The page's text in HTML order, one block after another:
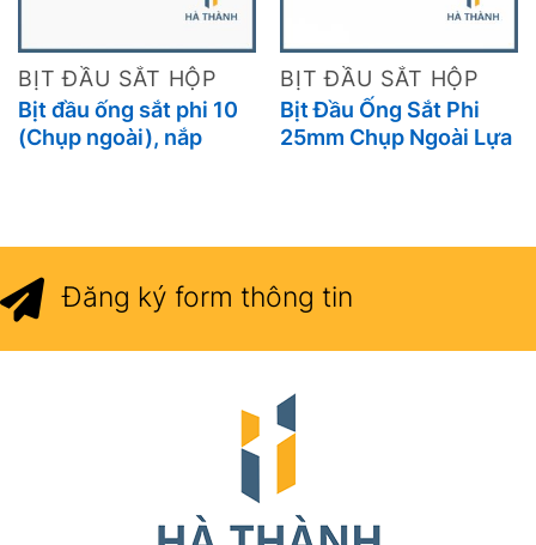
BỊT ĐẦU SẮT HỘP
Bịt đầu ống sắt phi 10
(Chụp ngoài), nắp
BỊT ĐẦU SẮT HỘP
Bịt Đầu Ống Sắt Phi
25mm Chụp Ngoài Lựa
Đăng ký form thông tin